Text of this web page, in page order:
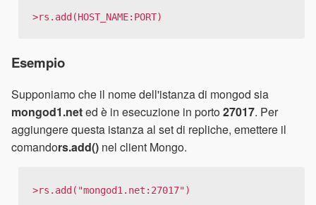
>rs.add(HOST_NAME:PORT)
Esempio
Supponiamo che il nome dell'istanza di mongod sia
mongod1.neted è in esecuzione in porto27017. Per
aggiungere questa istanza al set di repliche, emettere il
comandors.add() nel client Mongo.
>rs.add("mongod1.net:27017")